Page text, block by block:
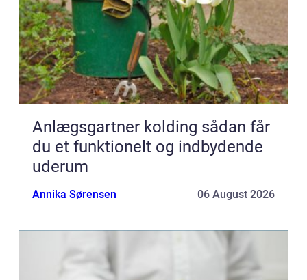
Anlægsgartner kolding sådan får
du et funktionelt og indbydende
uderum
Annika Sørensen 06 August 2026